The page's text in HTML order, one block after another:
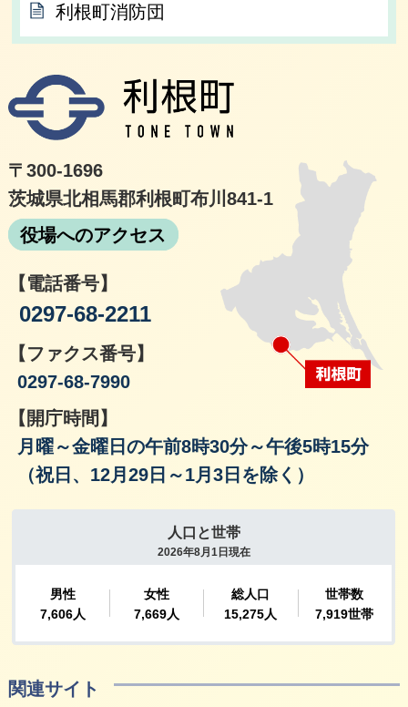
利根町消防団
〒300-1696
茨城県北相馬郡利根町布川841-1
役場へのアクセス
【電話番号】
0297-68-2211
【ファクス番号】
0297-68-7990
【開庁時間】
月曜～金曜日の午前8時30分～午後5時15分
（祝日、12月29日～1月3日を除く）
関連サイト